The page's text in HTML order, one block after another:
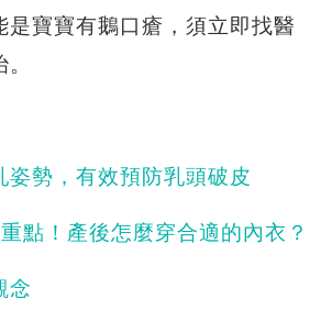
是寶寶有鵝口瘡，須立即找醫
姿勢，有效預防乳頭破皮
點！產後怎麼穿合適的內衣？
念